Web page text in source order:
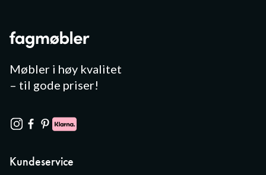
Møbler i høy kvalitet
– til gode priser!
Kundeservice